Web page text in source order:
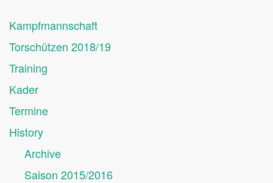
Kampfmannschaft
Torschützen 2018/19
Training
Kader
Termine
History
Archive
Saison 2015/2016